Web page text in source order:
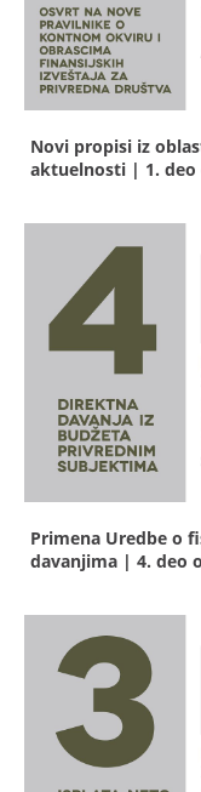
Novi propisi iz
aktuelnosti | 1.
Primena Uredbe o
davanjima | 4. deo